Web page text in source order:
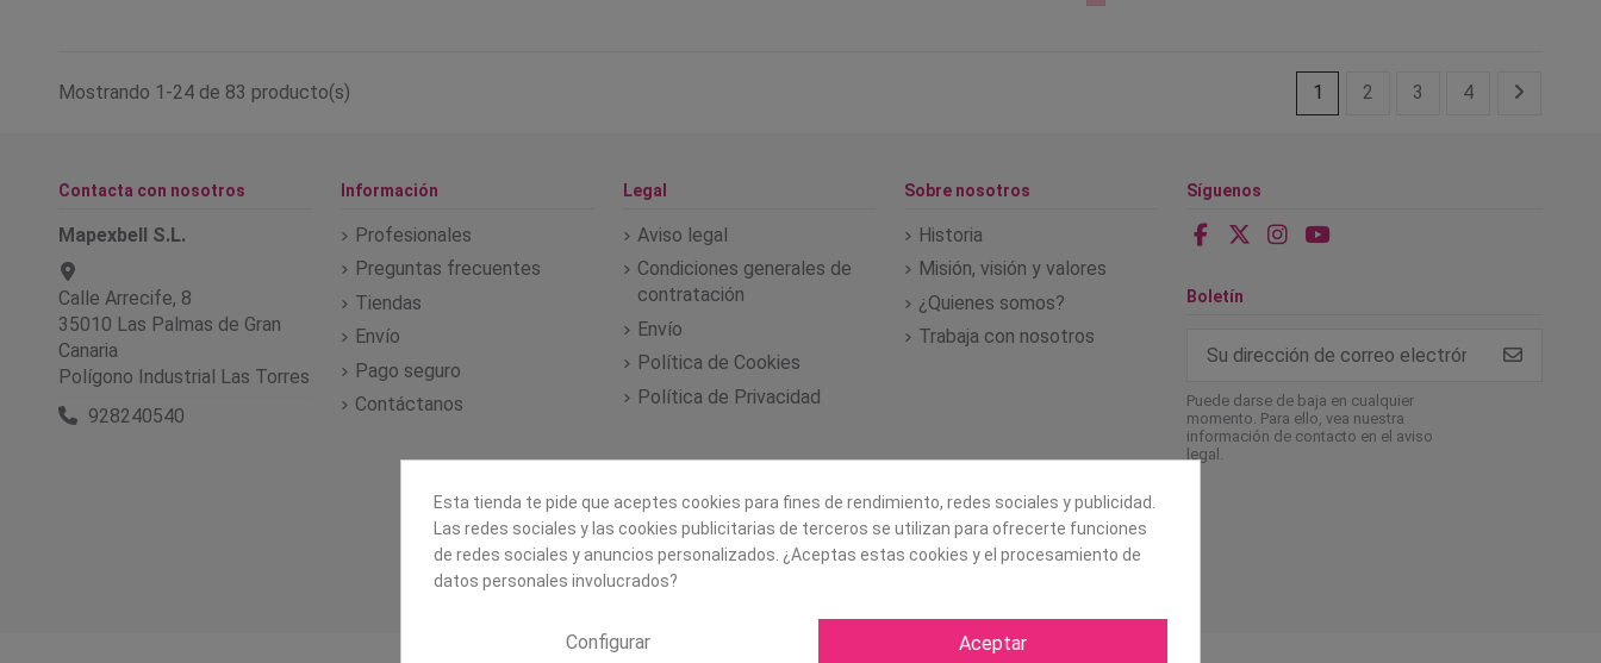
Mostrando 1-24 de 83 producto(s) 1 2 3 4
Contacta con nosotros
Mapexbell S.L.
Calle Arrecife, 8
35010 Las Palmas de Gran
Canaria
Polígono Industrial Las Torres
928240540
Información
Profesionales
Preguntas frecuentes
Tiendas
Envío
Pago seguro
Contáctanos
Legal
Aviso legal
Condiciones generales de
contratación
Envío
Política de Cookies
Política de Privacidad
Sobre nosotros
Historia
Misión, visión y valores
¿Quienes somos?
Trabaja con nosotros
Síguenos
Boletín
Puede darse de baja en cualquier
momento. Para ello, vea nuestra
información de contacto en el aviso
legal.
Esta tienda te pide que aceptes cookies para fines de rendimiento, redes sociales y publicidad.
Las redes sociales y las cookies publicitarias de terceros se utilizan para ofrecerte funciones
de redes sociales y anuncios personalizados. ¿Aceptas estas cookies y el procesamiento de
datos personales involucrados?
Configurar Aceptar